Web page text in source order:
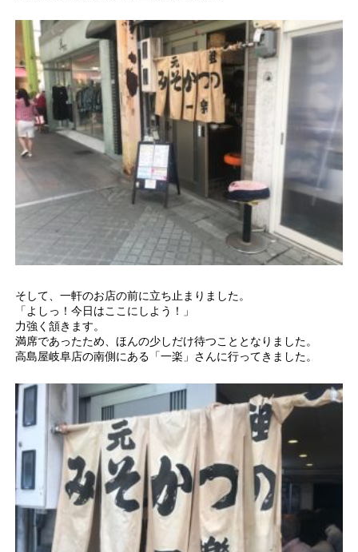
そして、一軒のお店の前に立ち止まりました。
「よしっ！今日はここにしよう！」
力強く頷きます。
満席であったため、ほんの少しだけ待つこととなりました。
高島屋岐阜店の南側にある「一楽」さんに行ってきました。